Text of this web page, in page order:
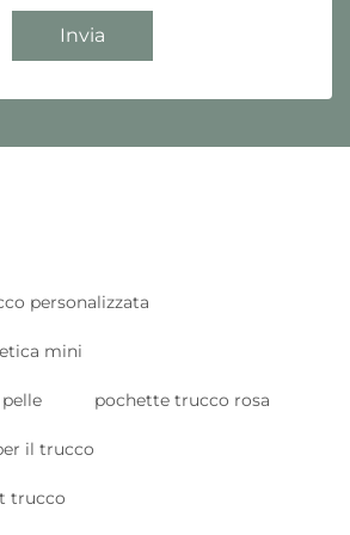
Invia
personalizzata
mini
pochette trucco rosa
il trucco
trucco